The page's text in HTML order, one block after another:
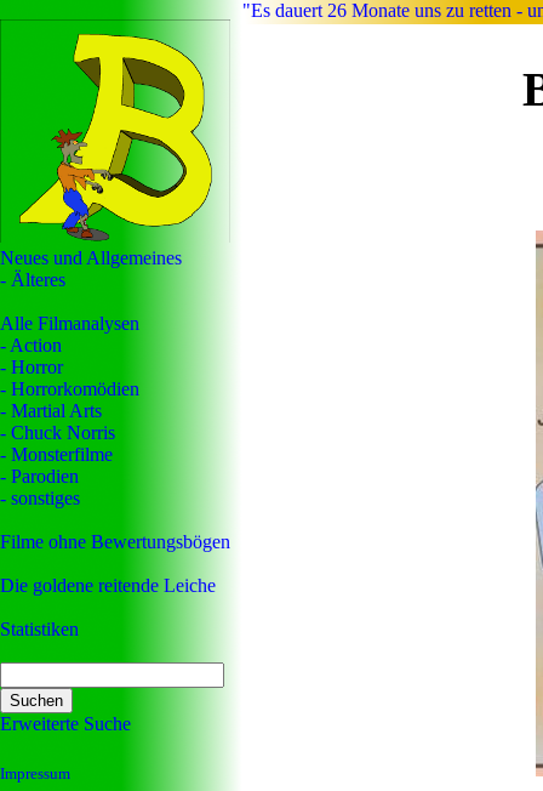
Neues und Allgemeines
- Älteres
Alle Filmanalysen
- Action
- Horror
- Horrorkomödien
- Martial Arts
- Chuck Norris
- Monsterfilme
- Parodien
- sonstiges
Filme ohne Bewertungsbögen
Die goldene reitende Leiche
Statistiken
Erweiterte Suche
Impressum
"Es dauert 26 Monate uns zu retten -